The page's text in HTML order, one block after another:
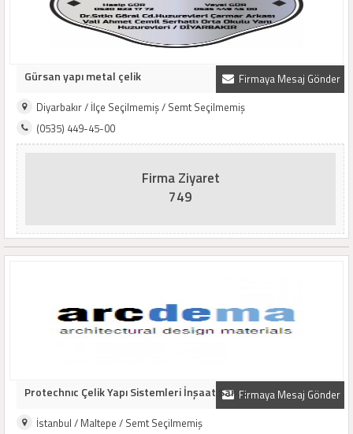
Firmaya Mesaj Gönder
Gürsan yapı metal çelik
Diyarbakır / İlçe Seçilmemiş / Semt Seçilmemiş
(0535) 449-45-00
Firma Ziyaret
749
Firmaya Mesaj Gönder
Protechnıc Çelik Yapı Sistemleri İnşaat San. ..
İstanbul / Maltepe / Semt Seçilmemiş